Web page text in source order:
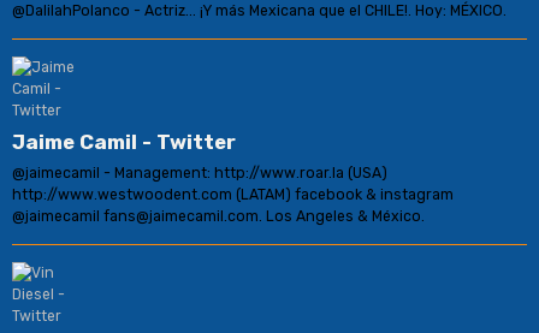
@DalilahPolanco - Actriz... ¡Y más Mexicana que el CHILE!. Hoy: MÉXICO.
Jaime Camil - Twitter
@jaimecamil - Management: http://www.roar.la (USA)
http://www.westwoodent.com (LATAM) facebook & instagram
@jaimecamil fans@jaimecamil.com. Los Angeles & México.